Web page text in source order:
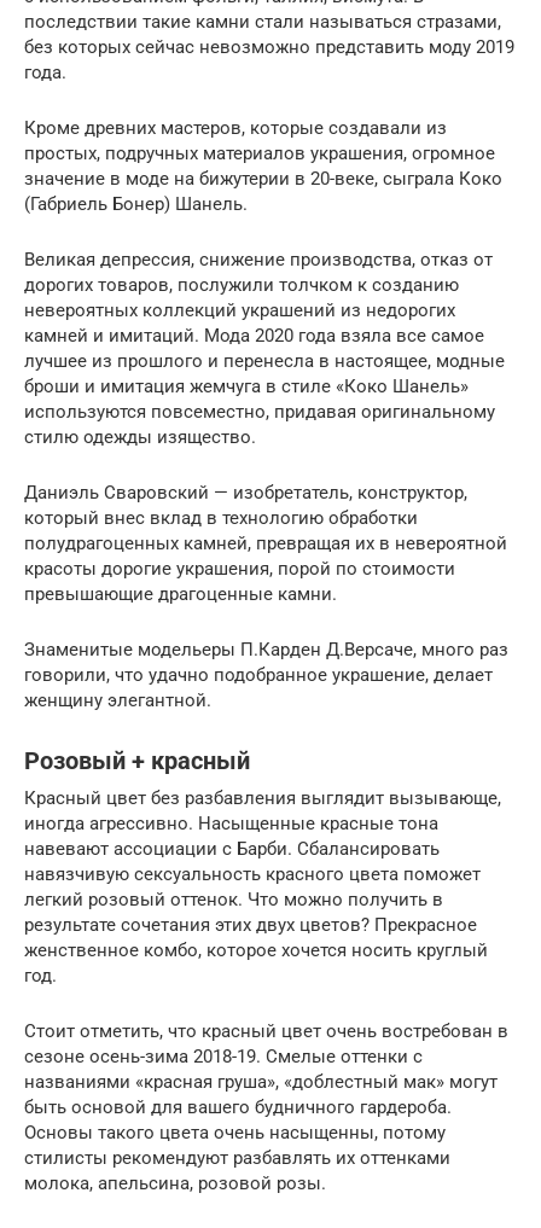
последствии такие камни стали называться стразами,
без которых сейчас невозможно представить моду 2019
года.
Кроме древних мастеров, которые создавали из
простых, подручных материалов украшения, огромное
значение в моде на бижутерии в 20-веке, сыграла Коко
(Габриель Бонер) Шанель.
Великая депрессия, снижение производства, отказ от
дорогих товаров, послужили толчком к созданию
невероятных коллекций украшений из недорогих
камней и имитаций. Мода 2020 года взяла все самое
лучшее из прошлого и перенесла в настоящее, модные
броши и имитация жемчуга в стиле «Коко Шанель»
используются повсеместно, придавая оригинальному
стилю одежды изящество.
Даниэль Сваровский — изобретатель, конструктор,
который внес вклад в технологию обработки
полудрагоценных камней, превращая их в невероятной
красоты дорогие украшения, порой по стоимости
превышающие драгоценные камни.
Знаменитые модельеры П.Карден Д.Версаче, много раз
говорили, что удачно подобранное украшение, делает
женщину элегантной.
Розовый + красный
Красный цвет без разбавления выглядит вызывающе,
иногда агрессивно. Насыщенные красные тона
навевают ассоциации с Барби. Сбалансировать
навязчивую сексуальность красного цвета поможет
легкий розовый оттенок. Что можно получить в
результате сочетания этих двух цветов? Прекрасное
женственное комбо, которое хочется носить круглый
год.
Стоит отметить, что красный цвет очень востребован в
сезоне осень-зима 2018-19. Смелые оттенки с
названиями «красная груша», «доблестный мак» могут
быть основой для вашего будничного гардероба.
Основы такого цвета очень насыщенны, потому
стилисты рекомендуют разбавлять их оттенками
молока, апельсина, розовой розы.